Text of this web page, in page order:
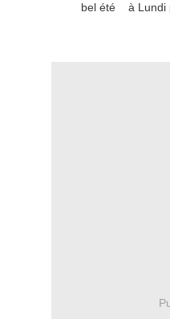
bel été à Lundi